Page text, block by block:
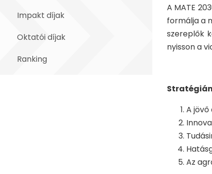
Impakt díjak
Oktatói díjak
Ranking
A MATE
formálja a
szereplők
nyisson a
A
Az